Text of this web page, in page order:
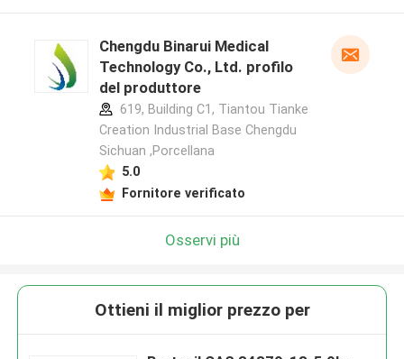
Chengdu Binarui Medical
Technology Co., Ltd. profilo
del produttore
619, Building C1, Tiantou Tianke
Creation Industrial Base Chengdu
Sichuan ,Porcellana
5.0
Fornitore verificato
Osservi più
Ottieni il miglior prezzo per